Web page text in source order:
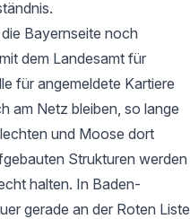
Bayernseite noch
dem Landesamt für
für angemeldete Kartiere
am Netz bleiben, so lange
und Moose dort
Strukturen werden
halten. In Baden-
gerade an der Roten Liste